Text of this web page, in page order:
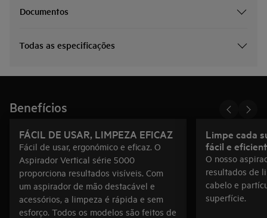
Documentos
Todas as especificações
Benefícios
FÁCIL DE USAR, LIMPEZA EFICAZ
Fácil de usar, ergonómico e eficaz. O
Aspirador Vertical série 5000
proporciona resultados visíveis. Com
um aspirador de mão destacável e
acessórios, a limpeza é rápida e sem
esforço. Todos os modelos são feitos de
Limpe cada
fácil e
O nosso
resultados de
cabelo e
superfície.